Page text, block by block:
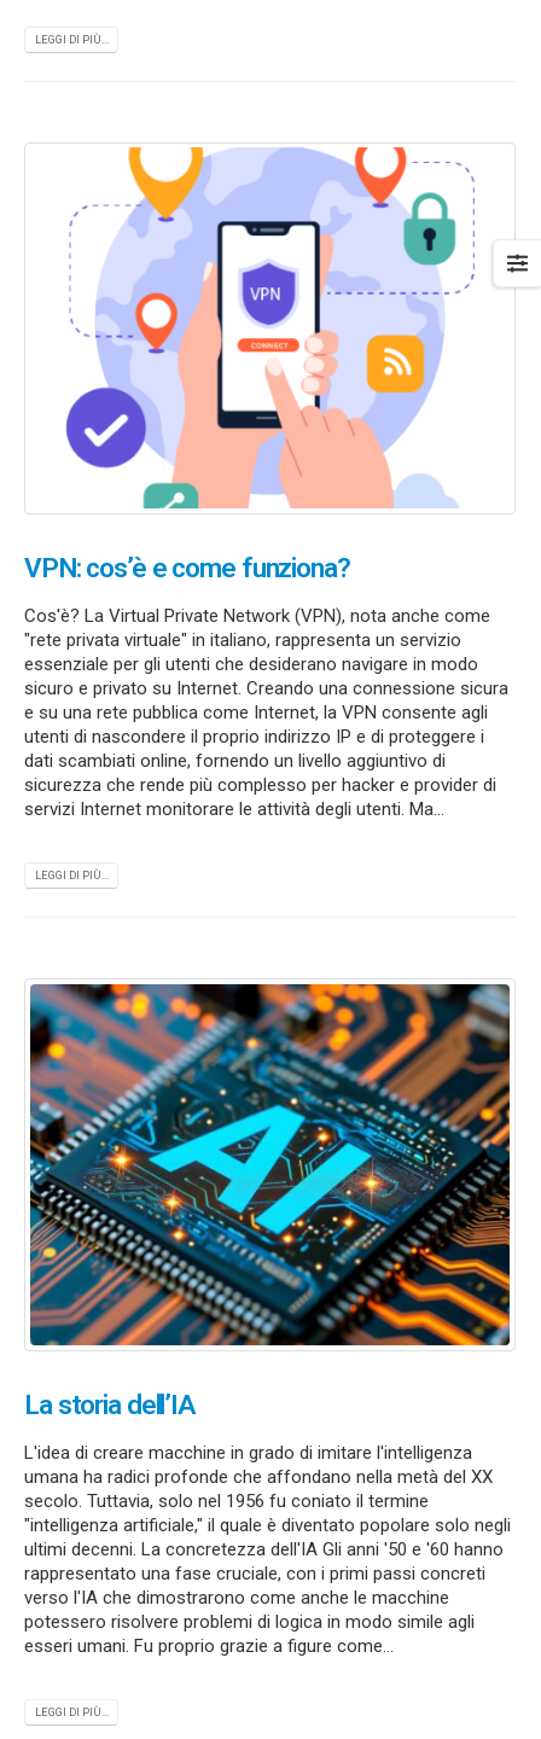
LEGGI DI PIÙ...
VPN: cos’è e come funziona?
Cos'è? La Virtual Private Network (VPN), nota anche come
"rete privata virtuale" in italiano, rappresenta un servizio
essenziale per gli utenti che desiderano navigare in modo
sicuro e privato su Internet. Creando una connessione sicura
e su una rete pubblica come Internet, la VPN consente agli
utenti di nascondere il proprio indirizzo IP e di proteggere i
dati scambiati online, fornendo un livello aggiuntivo di
sicurezza che rende più complesso per hacker e provider di
servizi Internet monitorare le attività degli utenti. Ma...
LEGGI DI PIÙ...
La storia dell’IA
L'idea di creare macchine in grado di imitare l'intelligenza
umana ha radici profonde che affondano nella metà del XX
secolo. Tuttavia, solo nel 1956 fu coniato il termine
"intelligenza artificiale," il quale è diventato popolare solo negli
ultimi decenni. La concretezza dell'IA Gli anni '50 e '60 hanno
rappresentato una fase cruciale, con i primi passi concreti
verso l'IA che dimostrarono come anche le macchine
potessero risolvere problemi di logica in modo simile agli
esseri umani. Fu proprio grazie a figure come...
LEGGI DI PIÙ...